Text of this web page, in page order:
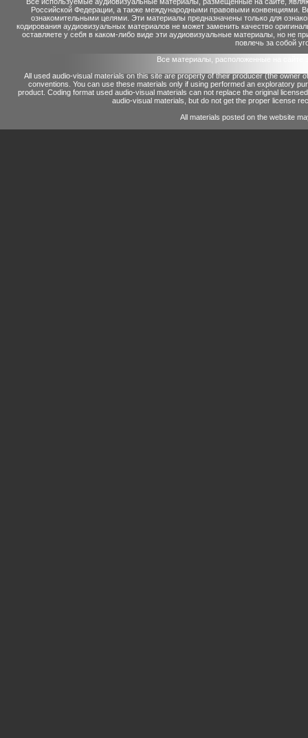
Российской Федерации, а также международными правовыми конвенциями.
ознакомительными целями. Эти материалы предназначены только для
кодирования аудиовизуальных материалов не может заменить качество
оставляете у себя в каком-либо виде эти аудиовизуальные материалы, но не
повлечь за собой
Все материалы, расположенные на сайте
All used audio-visual materials on this site are property of their producer (the owner
conventions. You can use these materials only if using performed an exploratory
product. Coding format used audio-visual materials can not replace the original
audio-visual materials, but do not get the proper license
All materials posted on the website